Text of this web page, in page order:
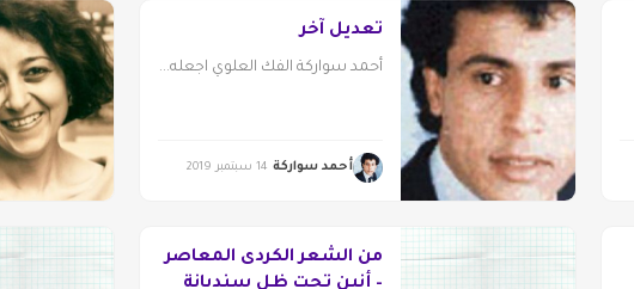
تعديل آخر
أحمد سواركة الفك العلوي اجعله...
أحمد سواركة 14 سبتمبر 2019
من الشعر الكردى المعاصر
– أنين تحت ظل سنديانة